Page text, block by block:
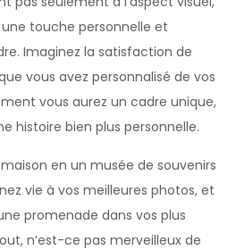
touche personnelle et
Imaginez la satisfaction de
vous avez personnalisé de vos
vous aurez un cadre unique,
histoire bien plus personnelle.
en un musée de souvenirs
vie à vos meilleures photos, et
promenade dans vos plus
n’est-ce pas merveilleux de